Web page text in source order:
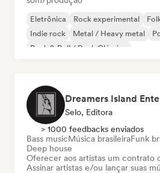
Eletrônica Rock experimental
Indie rock
Metal / Heavy metal
Rock & Roll / Rock Clássico
Dreamers Island
Selo, Editora
> 1000 feedbacks enviados
Bass musicMúsica brasileiraFunk
Deep house
Oferecer aos artistas um contrato
Assinar artistas e/ou lançar suas